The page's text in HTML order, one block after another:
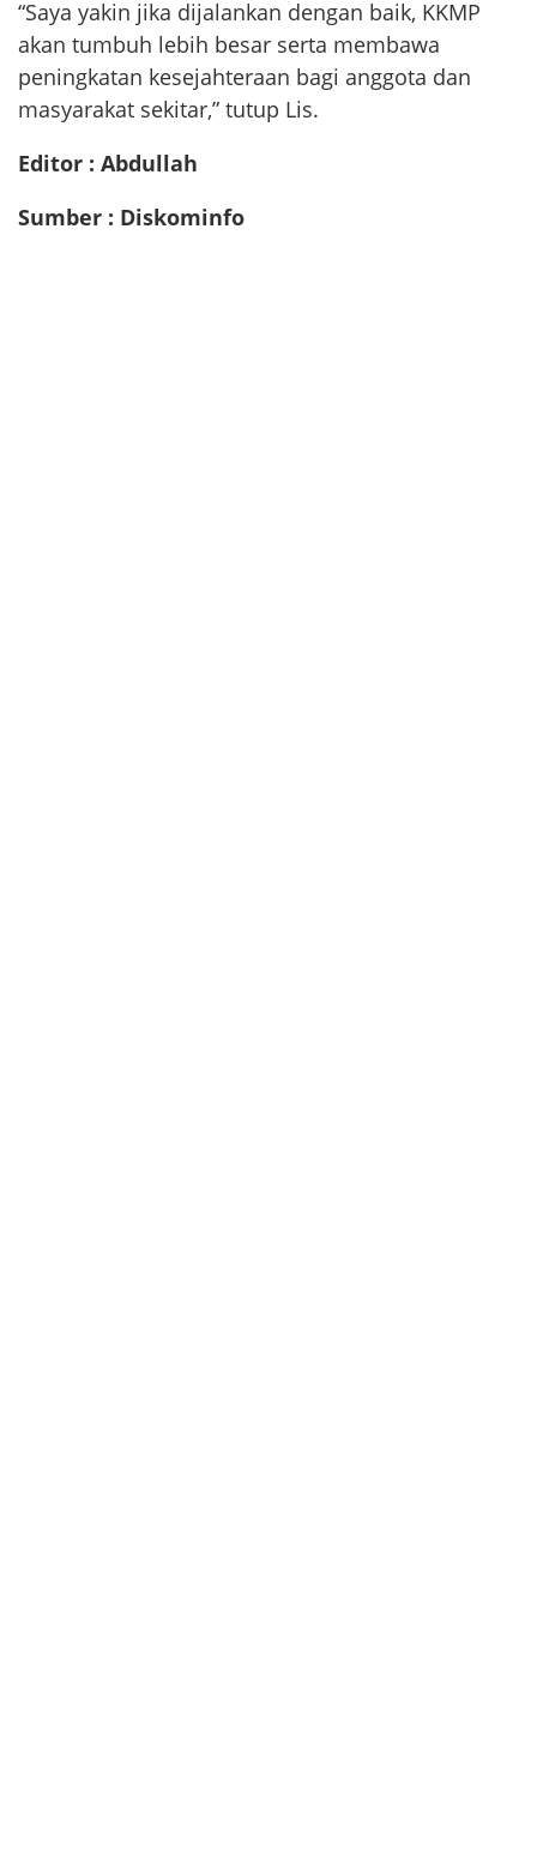
“Saya yakin jika dijalankan dengan baik, KKMP
akan tumbuh lebih besar serta membawa
peningkatan kesejahteraan bagi anggota dan
masyarakat sekitar,” tutup Lis.
Editor : Abdullah
Sumber : Diskominfo